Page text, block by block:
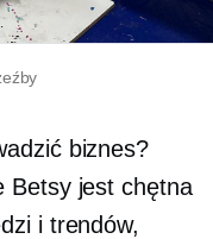
biznes?
Betsy jest chętna
i trendów,